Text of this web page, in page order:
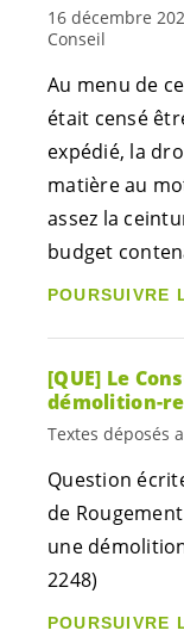
16 décembre
Conseil
Au menu de
était censé
expédié, la
matière au
assez la
budget
POURSUIVRE
[QUE] Le
démolition-
Textes déposés
Question
de
une
2248)
POURSUIVRE